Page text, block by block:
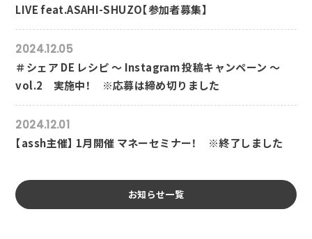
LIVE feat.ASAHI-SHUZO【参加者募集】
2024.12.05
＃シェア DE レシピ ～ Instagram 投稿キャンペーン ～
vol.2 実施中！ ※応募は締め切りました
2024.12.01
【assh主催】 1月開催 マネーセミナー！ ※終了しました
お知らせ一覧